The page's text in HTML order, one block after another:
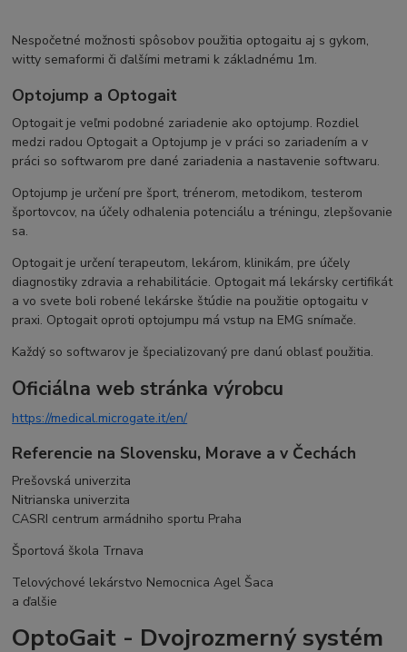
Nespočetné možnosti spôsobov použitia optogaitu aj s gykom,
witty semaformi či ďalšími metrami k základnému 1m.
Optojump a Optogait
Optogait je veľmi podobné zariadenie ako optojump. Rozdiel
medzi radou Optogait a Optojump je v práci so zariadením a v
práci so softwarom pre dané zariadenia a nastavenie softwaru.
Optojump je určení pre šport, trénerom, metodikom, testerom
športovcov, na účely odhalenia potenciálu a tréningu, zlepšovanie
sa.
Optogait je určení terapeutom, lekárom, klinikám, pre účely
diagnostiky zdravia a rehabilitácie. Optogait má lekársky certifikát
a vo svete boli robené lekárske štúdie na použitie optogaitu v
praxi. Optogait oproti optojumpu má vstup na EMG snímače.
Každý so softwarov je špecializovaný pre danú oblasť použitia.
Oficiálna web stránka výrobcu
https://medical.microgate.it/en/
Referencie na Slovensku, Morave a v Čechách
Prešovská univerzita
Nitrianska univerzita
CASRI centrum armádniho sportu Praha
Športová škola Trnava
Telovýchové lekárstvo Nemocnica Agel Šaca
a ďalšie
OptoGait - Dvojrozmerný systém